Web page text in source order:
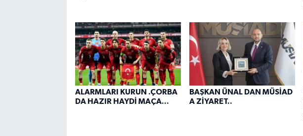
ALARMLARI KURUN .ÇORBA
DA HAZIR HAYDİ MAÇA...
BAŞKAN ÜNAL DAN MÜSİAD
A ZİYARET..